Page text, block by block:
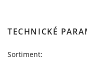
TECHNICKÉ
Sortiment: